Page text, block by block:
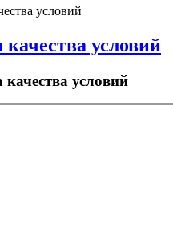
условий
условий
условий